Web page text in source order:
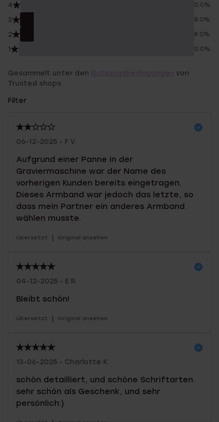
4 0.0%
3 8.0%
2 8.0%
1 0.0%
Gesammelt unter den
von
Trusted shops
Filter
06-12-2025 - F V.
Aufgrund einer Panne in der
Graviermaschine war der Name des
vorherigen Kunden bereits eingetragen.
Dieses Armband war jedoch das letzte, so
dass mein Partner ein anderes Armband
wählen musste.
Übersetzt | Original ansehen
04-12-2025 - E R.
Bleibt schön!
Übersetzt | Original ansehen
13-06-2025 - Charlotte K.
schön detailliert, und schöne Schriftarten.
sehr schön als Geschenk, und sehr
persönlich:)